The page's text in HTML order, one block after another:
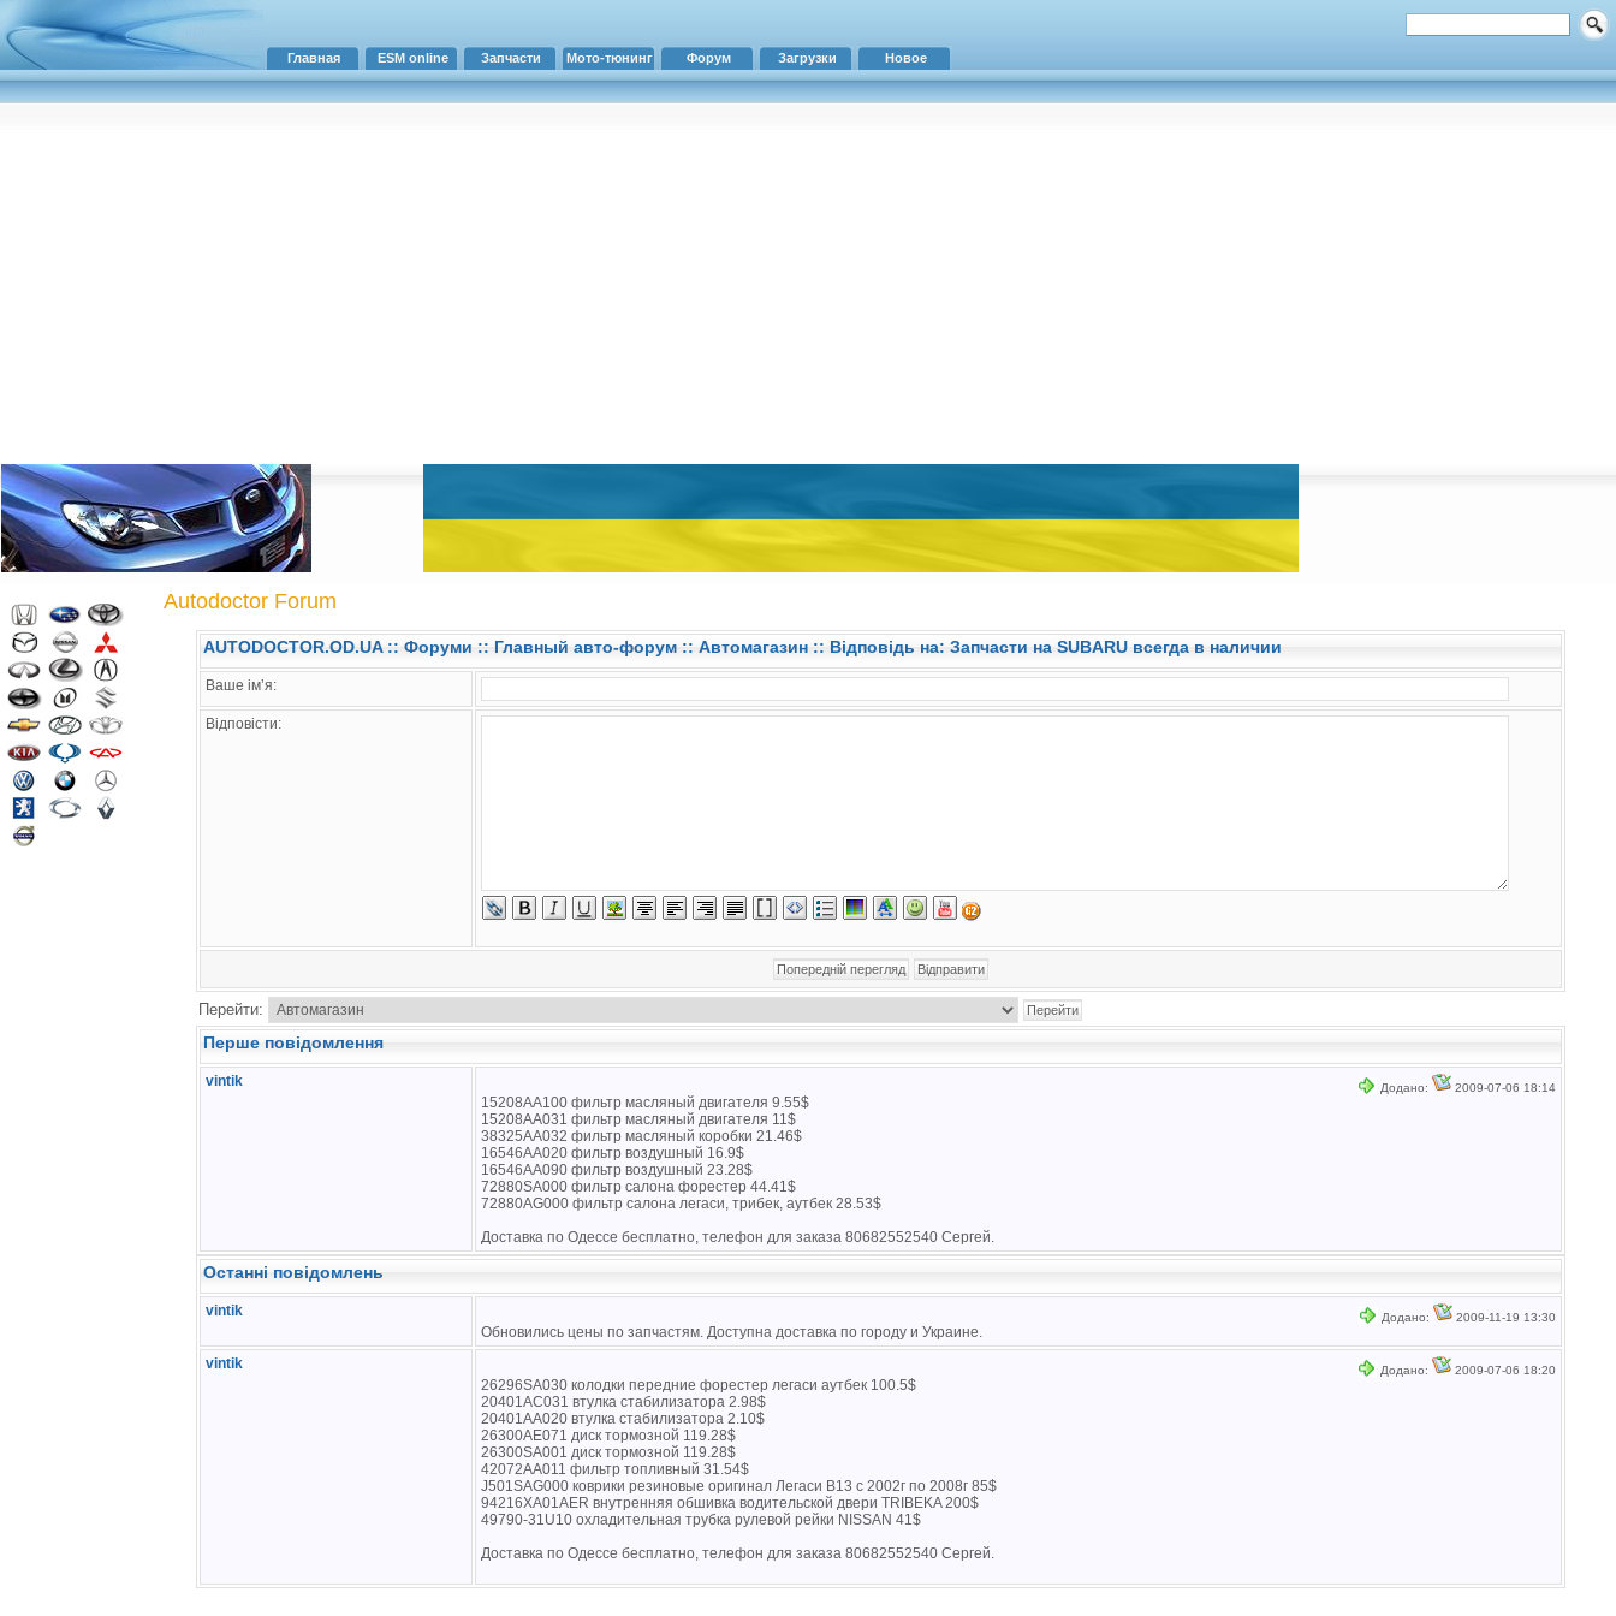
Главная ESM online Запчасти Мото-тюнинг Форум Загрузки Новое
Autodoctor Forum
AUTODOCTOR.OD.UA:: Форуми :: Главный авто-форум :: Автомагазин :: Відповідь на: Запчасти на SUBARU всегда в наличии
Ваше ім’я:
Відповісти:
Перейти:
Перше повідомлення
vintik Додано: 2009-07-06 18:14
15208AA100 фильтр масляный двигателя 9.55$
15208AA031 фильтр масляный двигателя 11$
38325AA032 фильтр масляный коробки 21.46$
16546AA020 фильтр воздушный 16.9$
16546AA090 фильтр воздушный 23.28$
72880SA000 фильтр салона форестер 44.41$
72880AG000 фильтр салона легаси, трибек, аутбек 28.53$
Доставка по Одессе бесплатно, телефон для заказа 80682552540 Сергей.
Останні повідомлень
vintik Додано: 2009-11-19 13:30
Обновились цены по запчастям. Доступна доставка по городу и Украине.
vintik
Додано: 2009-07-06 18:20
26296SA030 колодки передние форестер легаси аутбек 100.5$
20401AC031 втулка стабилизатора 2.98$
20401AA020 втулка стабилизатора 2.10$
26300AE071 диск тормозной 119.28$
26300SA001 диск тормозной 119.28$
42072AA011 фильтр топливный 31.54$
J501SAG000 коврики резиновые оригинал Легаси B13 с 2002г по 2008г 85$
94216XA01AER внутренняя обшивка водительской двери TRIBEKA 200$
49790-31U10 охладительная трубка рулевой рейки NISSAN 41$
Доставка по Одессе бесплатно, телефон для заказа 80682552540 Сергей.